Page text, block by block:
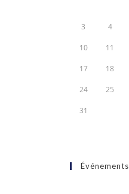
3 4
10 11
17 18
24 25
31
Événements